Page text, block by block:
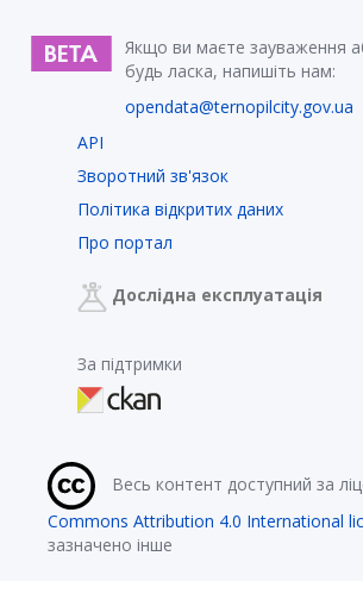
Якщо ви маєте зауваження
будь ласка, напишіть нам:
opendata@ternopilcity.gov.ua
API
Зворотний зв'язок
Політика відкритих даних
Про портал
Дослідна експлуатація
За підтримки
Весь контент доступний за
Commons Attribution 4.0 International
зазначено інше